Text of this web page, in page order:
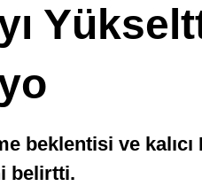
beklentisi ve
belirtti.